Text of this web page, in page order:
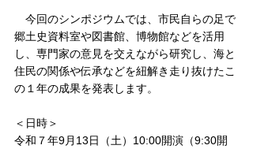
今回のシンポジウムでは、市民自らの足で
郷土史資料室や図書館、博物館などを活用
し、専門家の意見を交えながら研究し、海と
住民の関係や伝承などを紐解き走り抜けたこ
の１年の成果を発表します。
＜日時＞
令和７年9月13日（土）10:00開演（9:30開